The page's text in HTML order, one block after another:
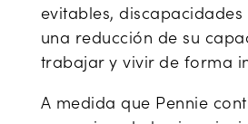
evitables,
una reducción de su
trabajar y vivir de forma
A medida que Pennie